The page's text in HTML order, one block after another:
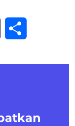
Email